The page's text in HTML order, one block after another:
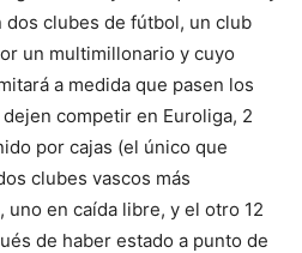
dos clubes de fútbol, un club
un multimillonario y cuyo
a medida que pasen los
competir en Euroliga, 2
por cajas (el único que
clubes vascos más
uno en caída libre, y el otro 12
de haber estado a punto de